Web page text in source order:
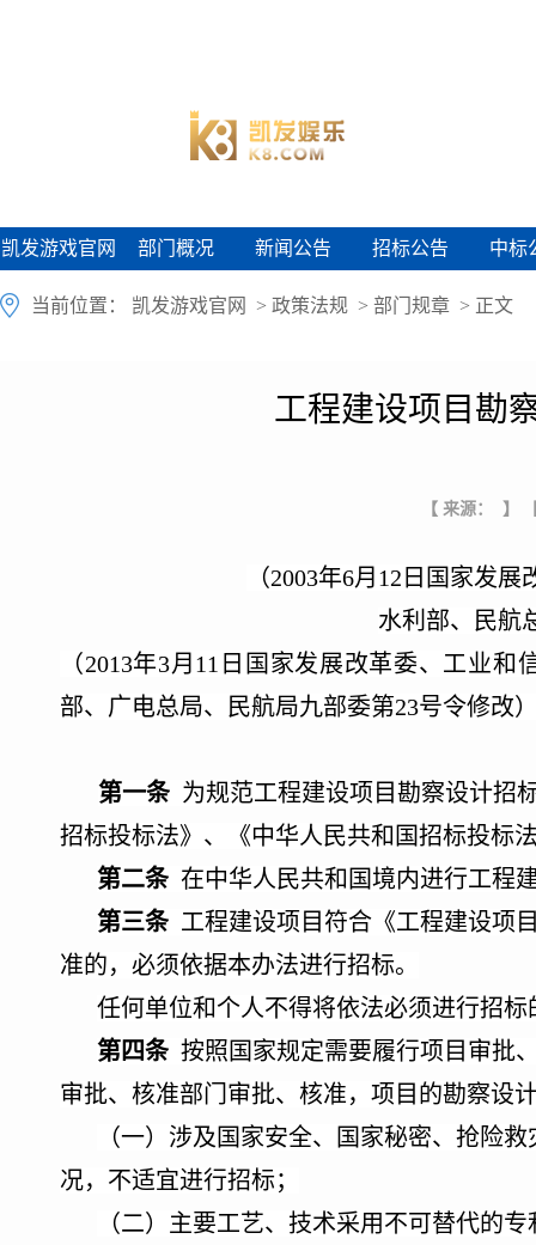
凯发游戏官网
凯发游戏官网 部门概况
部门概况 新闻公告
新闻公告 招标公告
招标公告 中标
中标
当前位置： 凯发游戏官网 > 政策法规 > 部门规章 > 正文
工程建设项目勘
【 来源： 】
（2003年6月12日国家发
水利部、民航
（2013年3月11日国家发展改革委、工业
部、广电总局、民航局九部委第23号令修改
第一条 为规范工程建设项目勘察设计招
招标投标法》、《中华人民共和国招标投标
第二条 在中华人民共和国境内进行工程
第三条 工程建设项目符合《工程建设项
准的，必须依据本办法进行招标。
任何单位和个人不得将依法必须进行招
第四条 按照国家规定需要履行项目审批
审批、核准部门审批、核准，项目的勘察设
（一）涉及国家安全、国家秘密、抢险
况，不适宜进行招标；
（二）主要工艺、技术采用不可替代的